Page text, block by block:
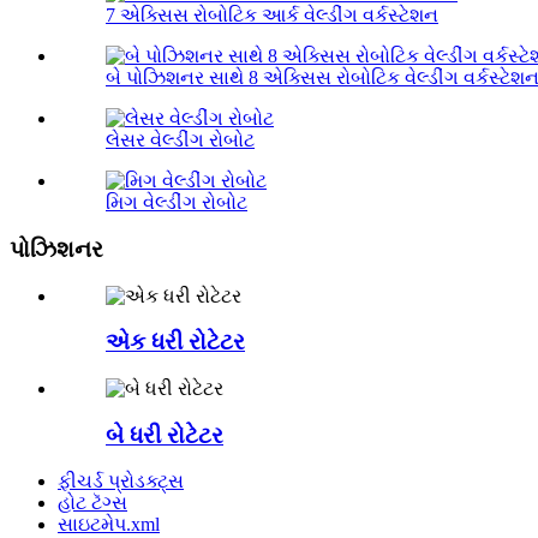
7 એક્સિસ રોબોટિક આર્ક વેલ્ડીંગ વર્કસ્ટેશન
બે પોઝિશનર સાથે 8 એક્સિસ રોબોટિક વેલ્ડીંગ વર્કસ્ટેશન
લેસર વેલ્ડીંગ રોબોટ
મિગ વેલ્ડીંગ રોબોટ
પોઝિશનર
એક ધરી રોટેટર
બે ધરી રોટેટર
ફીચર્ડ પ્રોડક્ટ્સ
હોટ ટૅગ્સ
સાઇટમેપ.xml